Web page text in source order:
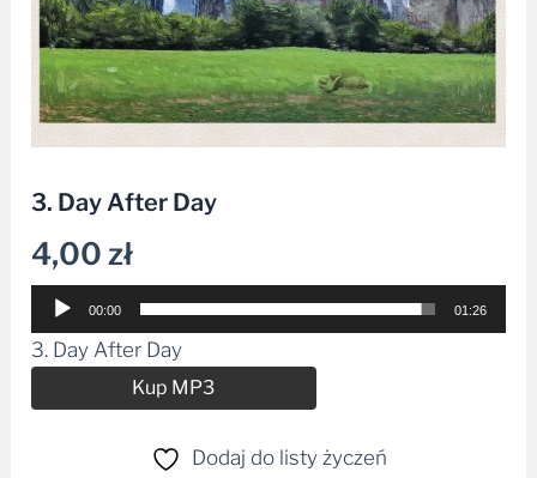
3. Day After Day
4,00zł
Odtwarzacz
plików
dźwiękowych
00:00 01:26
3. Day After Day
Kup MP3
Dodaj do listy życzeń